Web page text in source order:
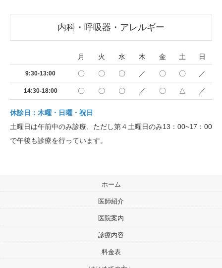
内科・呼吸器・アレルギー
月 火 水 木 金 土 日
9:30-13:00 〇 〇 〇 ／ 〇 〇 ／
14:30-18:00 〇 〇 〇 ／ 〇 △ ／
休診日：木曜・日曜・祝日
土曜日は午前中のみ診療、ただし第４土曜日のみ13：00~17：00
で午後も診療を行っています。
ホーム
医師紹介
医院案内
診療内容
料金表